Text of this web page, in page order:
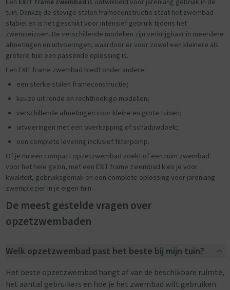
tuin. Dankzij de stevige stalen frameconstructie staat het zwembad
stabiel en is het geschikt voor intensief gebruik tijdens het
zwemseizoen. De verschillende modellen zijn verkrijgbaar in meerdere
afmetingen en uitvoeringen, waardoor er voor zowel een kleinere als
grotere tuin een passende oplossing is.
Een EXIT frame zwembad biedt onder andere:
een sterke stalen frameconstructie;
keuze uit ronde en rechthoekige modellen;
verschillende afmetingen voor kleine en grote tuinen;
uitvoeringen met een overkapping of schaduwdoek;
een complete levering inclusief filterpomp.
Of je nu een compact opzetzwembad zoekt of een ruim zwembad
voor het hele gezin, met een EXIT frame zwembad kies je voor
kwaliteit, gebruiksgemak en een complete oplossing voor jarenlang
zwemplezier in je eigen tuin.
De meest gestelde vragen over
opzetzwembaden
Welk opzetzwembad past het beste bij mijn tuin?
Het beste opzetzwembad hangt af van de beschikbare ruimte,
het aantal gebruikers en hoe je het zwembad wilt gebruiken.